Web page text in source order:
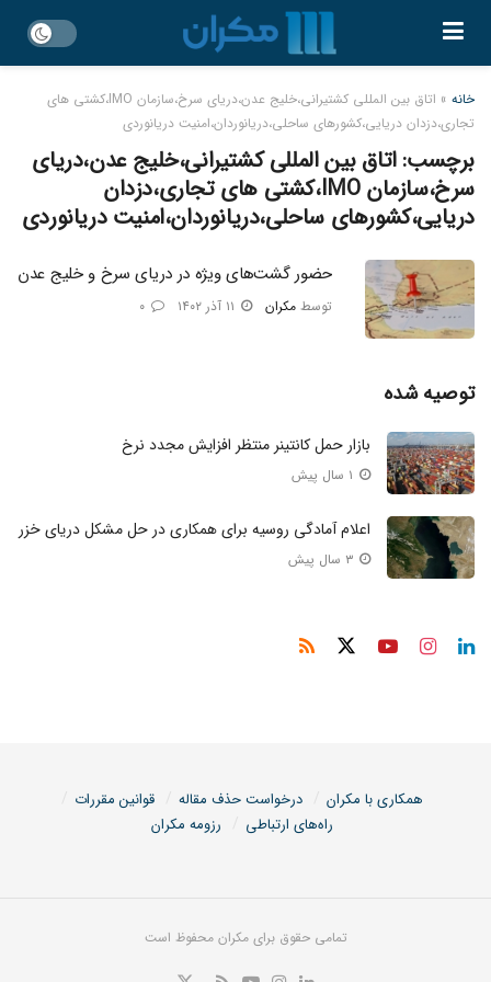
خانه »
اتاق بین المللی کشتیرانی،خلیج عدن،دریای سرخ،سازمان IMO،کشتی های
تجاری،دزدان دریایی،کشورهای ساحلی،دریانوردان،امنیت دریانوردی
برچسب:اتاق بین المللی کشتیرانی،خلیج عدن،دریای
سرخ،سازمان IMO،کشتی های تجاری،دزدان
دریایی،کشورهای ساحلی،دریانوردان،امنیت دریانوردی
حضور گشت‌های ویژه در دریای سرخ و خلیج عدن
توسط مکران
توصیه شده
بازار حمل کانتینر منتظر افزایش مجدد نرخ
اعلام آمادگی روسیه برای همکاری در حل مشکل دریای خزر
همکاری با مکران درخواست حذف مقاله
قوانین مقررات
راه‌های ارتباطی
رزومه مکران
تمامی حقوق برای مکران محفوظ است